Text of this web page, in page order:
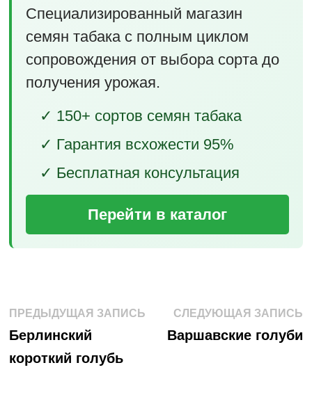
Специализированный магазин
семян табака с полным циклом
сопровождения от выбора сорта до
получения урожая.
✓ 150+ сортов семян табака
✓ Гарантия всхожести 95%
✓ Бесплатная консультация
Перейти в каталог
Навигация
по
записям
ПРЕДЫДУЩАЯ ЗАПИСЬПредыдущая
запись:
Берлинский
короткий голубь
СЛЕДУЮЩАЯ ЗАПИСЬ
Варшавские голуби